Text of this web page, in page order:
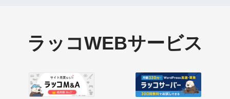
ラッコWEBサービス